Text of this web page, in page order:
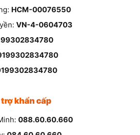
HCM-00076550
VN-4-0604703
khẩn cấp
088.60.60.660